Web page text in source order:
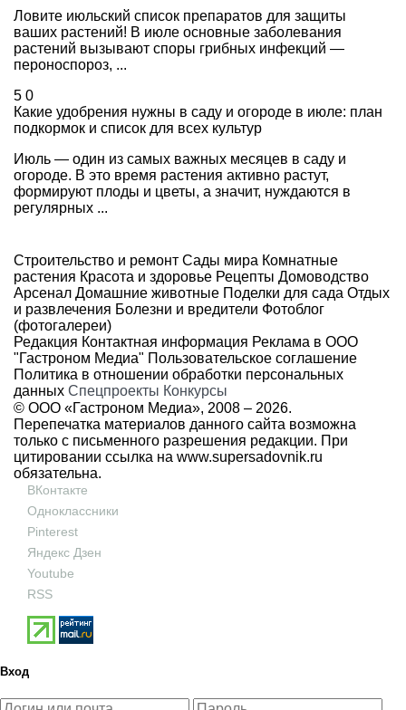
Ловите июльский список препаратов для защиты
ваших растений! В июле основные заболевания
растений вызывают споры грибных инфекций —
пероноспороз, ...
5 0
Какие удобрения нужны в саду и огороде в июле: план
подкормок и список для всех культур
Июль — один из самых важных месяцев в саду и
огороде. В это время растения активно растут,
формируют плоды и цветы, а значит, нуждаются в
регулярных ...
Строительство и ремонт Сады мира Комнатные
растения Красота и здоровье Рецепты Домоводство
Арсенал Домашние животные Поделки для сада Отдых
и развлечения Болезни и вредители Фотоблог
(фотогалереи)
Редакция Контактная информация Реклама в ООО
"Гастроном Медиа" Пользовательское соглашение
Политика в отношении обработки персональных
данных Спецпроекты Конкурсы
© ООО «Гастроном Медиа», 2008 – 2026.
Перепечатка материалов данного сайта возможна
только с письменного разрешения редакции. При
цитировании ссылка на www.supersadovnik.ru
обязательна.
ВКонтакте
Одноклассники
Pinterest
Яндекс Дзен
Youtube
RSS
Вход